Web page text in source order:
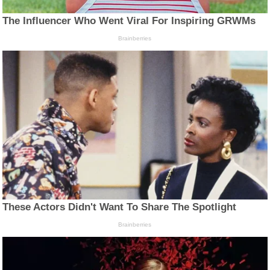
The Influencer Who Went Viral For Inspiring GRWMs
Brainberries
These Actors Didn't Want To Share The Spotlight
Brainberries